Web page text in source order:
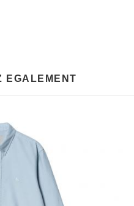
EGALEMENT